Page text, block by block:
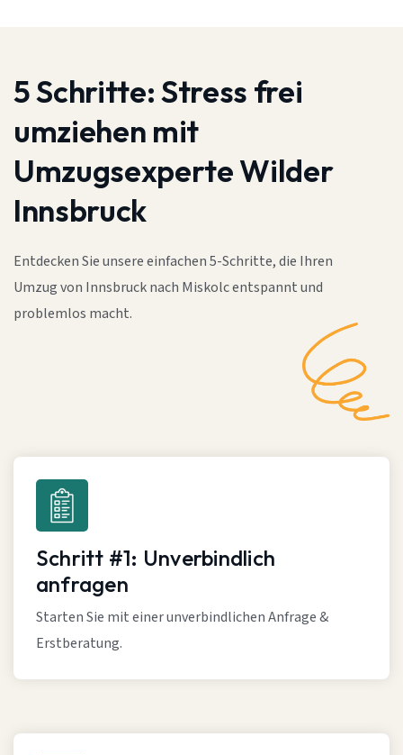
5 Schritte:Stress frei
umziehen mit
Umzugsexperte Wilder
Innsbruck
Entdecken Sie unsere einfachen 5-Schritte, die Ihren
Umzug von Innsbruck nach Miskolc entspannt und
problemlos macht.
Schritt #1: Unverbindlich
anfragen
Starten Sie mit einer unverbindlichen Anfrage &
Erstberatung.